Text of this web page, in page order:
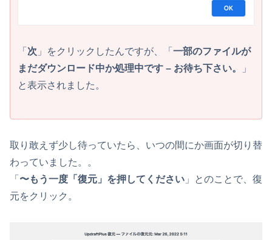
「 次 」をクリックしたんですが、「 一部のファイルが
まだダウンロード中か処理中です – お待ち下さい。
」
と表示されました。
取り敢えず少し待っていたら、いつの間にか画面が切り替
わっていました。。
「 〜もう一度「復元」を押してください 」とのことで、復
元をクリック。